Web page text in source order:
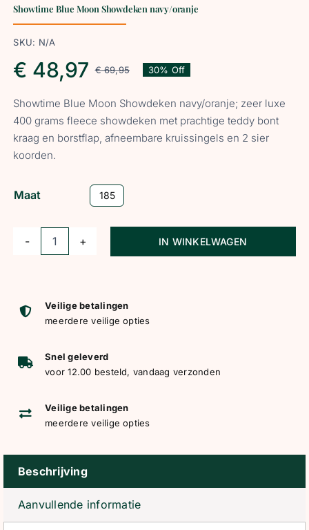
Showtime Blue Moon Showdeken navy/oranje
SKU: N/A
€69,95
prijs
€ 48,97
prijs
30% Off
Showtime Blue Moon Showdeken navy/oranje; zeer luxe
400 grams fleece showdeken met prachtige teddy bont
kraag en borstflap, afneembare kruissingels en 2 sier
koorden.
Maat 185
Showtime
Showdeken
navy/oranje
IN WINKELWAGEN
Veilige betalingen
meerdere veilige opties
Snel geleverd
voor 12.00 besteld, vandaag verzonden
Veilige betalingen
meerdere veilige opties
Beschrijving
Aanvullende informatie